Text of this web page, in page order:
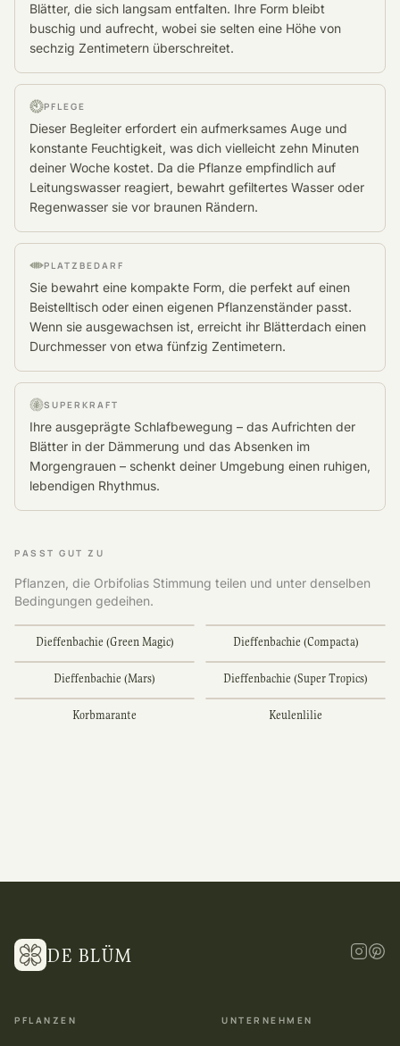
Blätter, die sich langsam entfalten. Ihre Form bleibt
buschig und aufrecht, wobei sie selten eine Höhe von
sechzig Zentimetern überschreitet.
PFLEGE
Dieser Begleiter erfordert ein aufmerksames Auge und
konstante Feuchtigkeit, was dich vielleicht zehn Minuten
deiner Woche kostet. Da die Pflanze empfindlich auf
Leitungswasser reagiert, bewahrt gefiltertes Wasser oder
Regenwasser sie vor braunen Rändern.
PLATZBEDARF
Sie bewahrt eine kompakte Form, die perfekt auf einen
Beistelltisch oder einen eigenen Pflanzenständer passt.
Wenn sie ausgewachsen ist, erreicht ihr Blätterdach einen
Durchmesser von etwa fünfzig Zentimetern.
SUPERKRAFT
Ihre ausgeprägte Schlafbewegung – das Aufrichten der
Blätter in der Dämmerung und das Absenken im
Morgengrauen – schenkt deiner Umgebung einen ruhigen,
lebendigen Rhythmus.
PASST GUT ZU
Pflanzen, die Orbifolias Stimmung teilen und unter denselben
Bedingungen gedeihen.
Dieffenbachie (Green Magic) Dieffenbachie (Compacta)
Dieffenbachie (Mars) Dieffenbachie (Super Tropics)
Korbmarante Keulenlilie
DE BLÜM
PFLANZEN UNTERNEHMEN